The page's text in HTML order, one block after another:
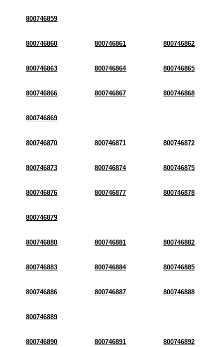
800746859
800746860 800746861 800746862
800746863 800746864 800746865
800746866 800746867 800746868
800746869
800746870 800746871 800746872
800746873 800746874 800746875
800746876 800746877 800746878
800746879
800746880 800746881 800746882
800746883 800746884 800746885
800746886 800746887 800746888
800746889
800746890 800746891 800746892